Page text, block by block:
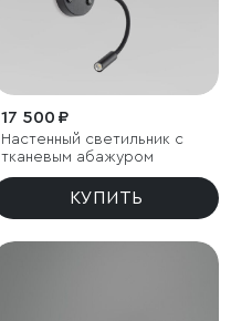
17 500 ₽
Настенный светильник с
тканевым абажуром
КУПИТЬ